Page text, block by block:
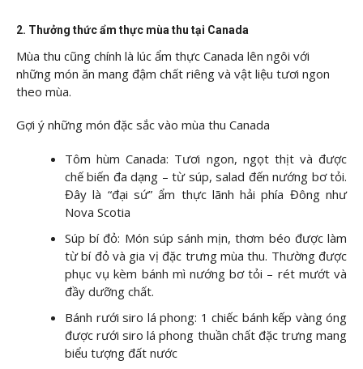
2. Thưởng thức ẩm thực mùa thu tại Canada
Mùa thu cũng chính là lúc ẩm thực Canada lên ngôi với
những món ăn mang đậm chất riêng và vật liệu tươi ngon
theo mùa.
Gợi ý những món đặc sắc vào mùa thu Canada
Tôm hùm Canada: Tươi ngon, ngọt thịt và được
chế biến đa dạng – từ súp, salad đến nướng bơ tỏi.
Đây là “đại sứ” ẩm thực lãnh hải phía Đông như
Nova Scotia
Súp bí đỏ: Món súp sánh mịn, thơm béo được làm
từ bí đỏ và gia vị đặc trưng mùa thu. Thường được
phục vụ kèm bánh mì nướng bơ tỏi – rét mướt và
đầy dưỡng chất.
Bánh rưới siro lá phong: 1 chiếc bánh kếp vàng óng
được rưới siro lá phong thuần chất đặc trưng mang
biểu tượng đất nước